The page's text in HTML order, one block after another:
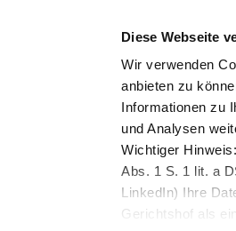
Diese Webseite
Wir verwenden
anbieten zu
Informationen zu
und Analysen
Wichtiger
Abs. 1 S. 1 lit. a
LinkedIn) Ihre
Gerichtshof als
willkommen!